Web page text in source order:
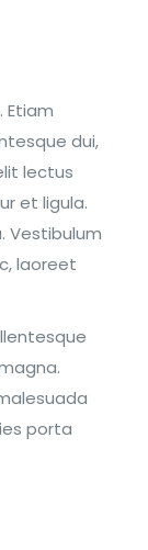
Etiam
dui,
lectus
et ligula.
Vestibulum
laoreet
porta